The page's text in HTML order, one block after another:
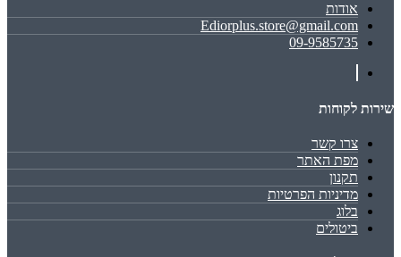
אודות
Ediorplus.store@gmail.com
09-9585735
שירות לקוחות
צרו קשר
מפת האתר
תקנון
מדיניות הפרטיות
בלוג
ביטולים